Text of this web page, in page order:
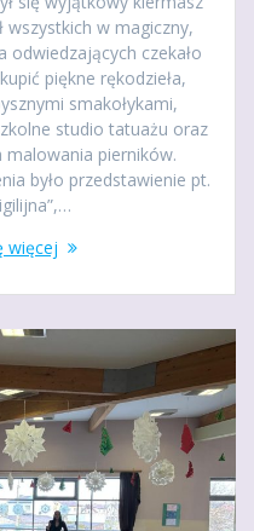
wszystkich w magiczny,
czekało
piękne rękodzieła,
smakołykami,
studio tatuażu oraz
malowania pierników.
było przedstawienie pt.
więcej